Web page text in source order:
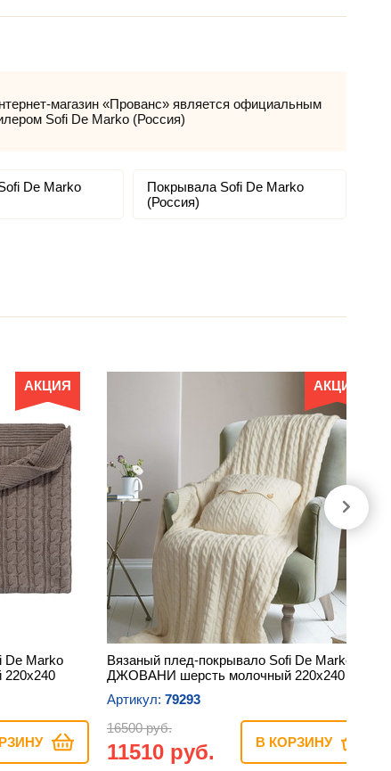
магазин «Прованс» является официальным
Sofi De Marko (Россия)
De Marko
Покрывала Sofi De Marko
(Россия)
АКЦИЯ
De Marko
АКЦИЯ
Вязаный плед-покрывало Sofi De Marko
ДЖОВАНИ шерсть молочный 220х240
Артикул: 79293
16500 руб.
11510 руб. В КОРЗИНУ